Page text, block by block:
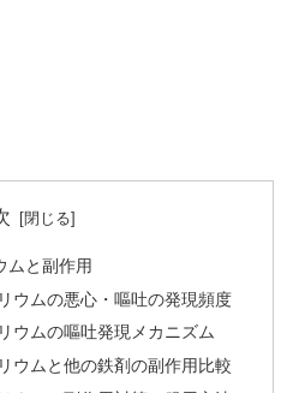
ムと副作用
ウムの悪心・嘔吐の発現頻度
ウムの嘔吐発現メカニズム
ウムと他の鉄剤の副作用比較